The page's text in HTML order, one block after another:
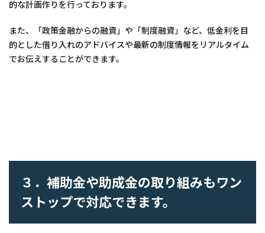
的な計画作りを行っております。
また、「政策金融からの融資」や「制度融資」など、低金利を目
的とした借り入れのアドバイスや最新の制度情報をリアルタイム
でお伝えすることができます。
３．補助金や助成金の取り組みもワン
ストップで対応できます。